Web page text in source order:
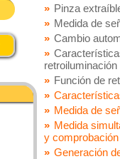
Pinza
Medida de
Cambio
Función de
Medida de
Medida
y
Generación